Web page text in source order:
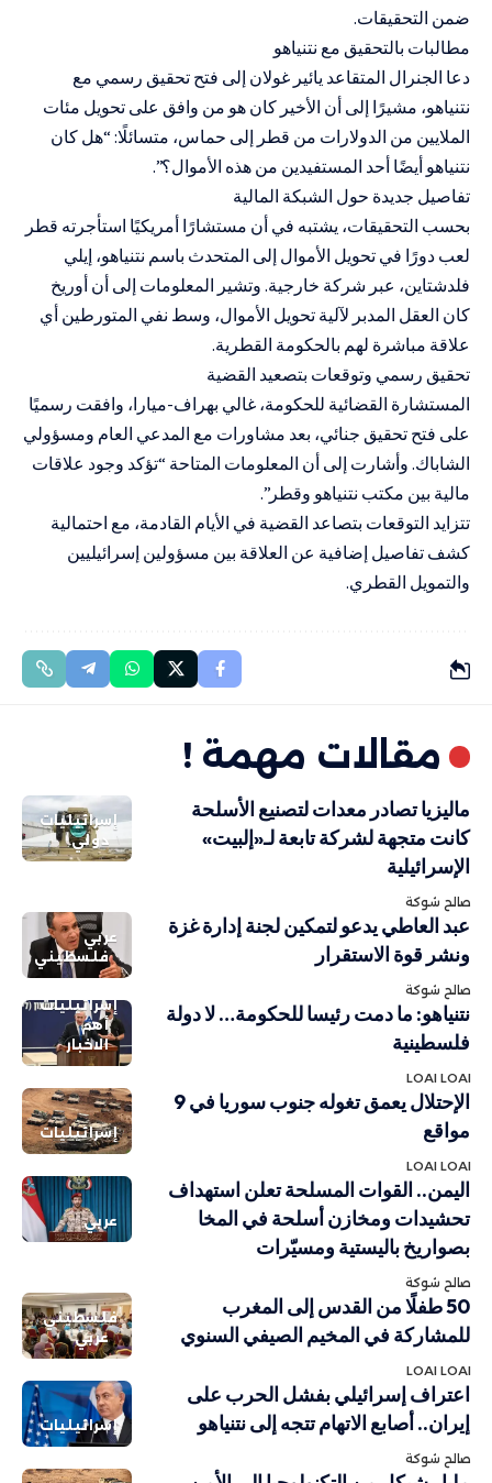
ضمن التحقيقات.
مطالبات بالتحقيق مع نتنياهو
دعا الجنرال المتقاعد يائير غولان إلى فتح تحقيق رسمي مع
نتنياهو، مشيرًا إلى أن الأخير كان هو من وافق على تحويل مئات
الملايين من الدولارات من قطر إلى حماس، متسائلًا: “هل كان
نتنياهو أيضًا أحد المستفيدين من هذه الأموال؟”.
تفاصيل جديدة حول الشبكة المالية
بحسب التحقيقات، يشتبه في أن مستشارًا أمريكيًا استأجرته قطر
لعب دورًا في تحويل الأموال إلى المتحدث باسم نتنياهو، إيلي
فلدشتاين، عبر شركة خارجية. وتشير المعلومات إلى أن أوريخ
كان العقل المدبر لآلية تحويل الأموال، وسط نفي المتورطين أي
علاقة مباشرة لهم بالحكومة القطرية.
تحقيق رسمي وتوقعات بتصعيد القضية
المستشارة القضائية للحكومة، غالي بهراف-ميارا، وافقت رسميًا
على فتح تحقيق جنائي، بعد مشاورات مع المدعي العام ومسؤولي
الشاباك. وأشارت إلى أن المعلومات المتاحة “تؤكد وجود علاقات
مالية بين مكتب نتنياهو وقطر”.
تتزايد التوقعات بتصاعد القضية في الأيام القادمة، مع احتمالية
كشف تفاصيل إضافية عن العلاقة بين مسؤولين إسرائيليين
والتمويل القطري.
مقالات مهمة !
إسرائيليات
دولي
ماليزيا تصادر معدات لتصنيع الأسلحة
كانت متجهة لشركة تابعة لـ«إلبيت»
الإسرائيلية
صالح شوكة
عربي
فلسطيني
عبد العاطي يدعو لتمكين لجنة إدارة غزة
ونشر قوة الاستقرار
صالح شوكة
إسرائيليات
أهم
الاخبار
نتنياهو: ما دمت رئيسا للحكومة… لا دولة
فلسطينية
LOAI LOAI
إسرائيليات
الإحتلال يعمق تغوله جنوب سوريا في 9
مواقع
LOAI LOAI
عربي
اليمن.. القوات المسلحة تعلن استهداف
تحشيدات ومخازن أسلحة في المخا
بصواريخ باليستية ومسيّرات
صالح شوكة
فلسطيني
عربي
50 طفلًا من القدس إلى المغرب
للمشاركة في المخيم الصيفي السنوي
LOAI LOAI
إسرائيليات
اعتراف إسرائيلي بفشل الحرب على
إيران.. أصابع الاتهام تتجه إلى نتنياهو
صالح شوكة